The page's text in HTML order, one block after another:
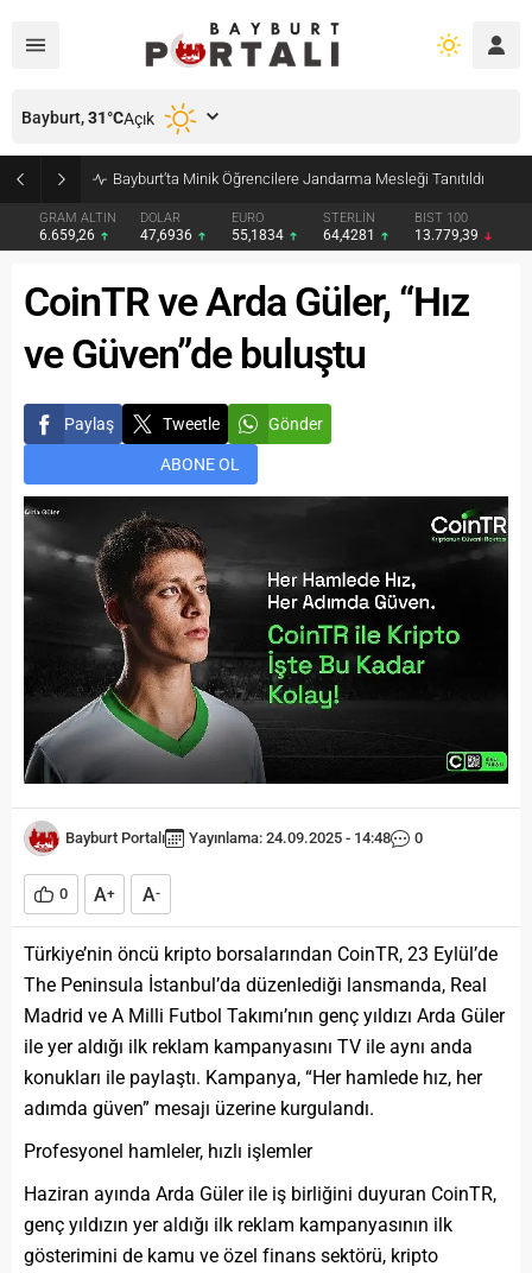
Bayburt’ta Minik Öğrencilere Jandarma Mesleği Tanıtıldı
GRAM ALTIN
6.659,26
DOLAR
47,6936
EURO
55,1834
STERLİN
64,4281
BIST 100
13.779,39
Bayburt,31°CAçık
CoinTR ve Arda Güler, “Hız
ve Güven”de buluştu
Paylaş Tweetle Gönder
ABONE OL
Bayburt Portalı Yayınlama: 24.09.2025 - 14:48 0
0 A+ A-
Türkiye’nin öncü kripto borsalarından CoinTR, 23 Eylül’de
The Peninsula İstanbul’da düzenlediği lansmanda, Real
Madrid ve A Milli Futbol Takımı’nın genç yıldızı Arda Güler
ile yer aldığı ilk reklam kampanyasını TV ile aynı anda
konukları ile paylaştı. Kampanya, “Her hamlede hız, her
adımda güven” mesajı üzerine kurgulandı.
Profesyonel hamleler, hızlı işlemler
Haziran ayında Arda Güler ile iş birliğini duyuran CoinTR,
genç yıldızın yer aldığı ilk reklam kampanyasının ilk
gösterimini de kamu ve özel finans sektörü, kripto